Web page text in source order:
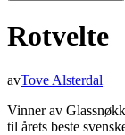
Rotvelte
avTove Alsterdal
Vinner av
til årets beste